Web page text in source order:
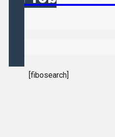
[fibosearch]